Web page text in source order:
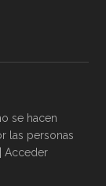
se hacen
las personas
Acceder